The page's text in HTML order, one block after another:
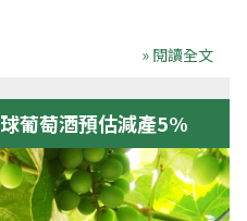
» 閱讀全文
葡萄酒預估減產5%